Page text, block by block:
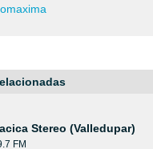
Stereo (Valledupar)
FM